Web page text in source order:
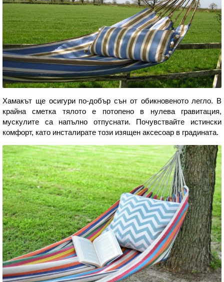
Хамакът ще осигури по-добър сън от обикновеното легло. В
крайна сметка тялото е потопено в нулева гравитация,
мускулите са напълно отпуснати. Почувствайте истински
комфорт, като инсталирате този изящен аксесоар в градината.